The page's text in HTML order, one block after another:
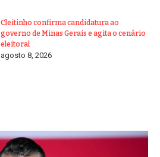
Cleitinho confirma candidatura ao
governo de Minas Gerais e agita o cenário
eleitoral
agosto 8, 2026